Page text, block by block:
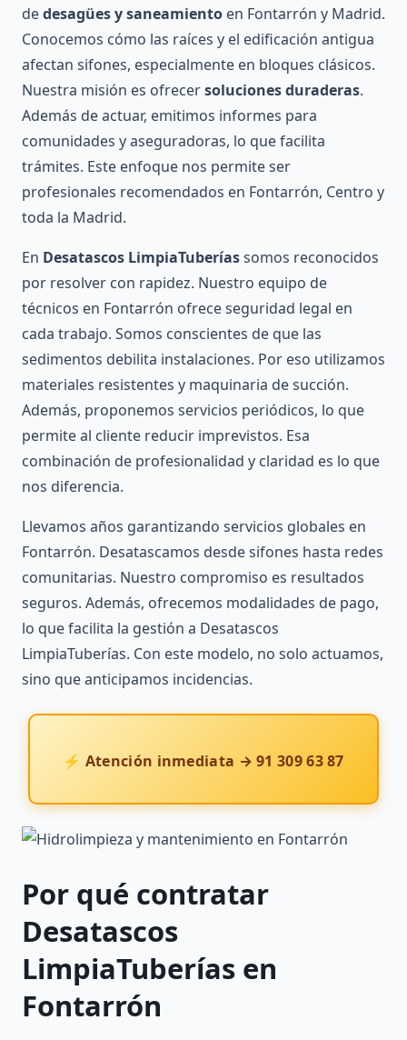
dedesagües y saneamiento en Fontarrón y Madrid.
Conocemos cómo las raíces y el edificación antigua
afectan sifones, especialmente en bloques clásicos.
Nuestra misión es ofrecersoluciones duraderas.
Además de actuar, emitimos informes para
comunidades y aseguradoras, lo que facilita
trámites. Este enfoque nos permite ser
profesionales recomendados en Fontarrón, Centro y
toda la Madrid.
En Desatascos LimpiaTuberíassomos reconocidos
por resolver con rapidez. Nuestro equipo de
técnicos en Fontarrón ofrece seguridad legal en
cada trabajo. Somos conscientes de que las
sedimentos debilita instalaciones. Por eso utilizamos
materiales resistentes y maquinaria de succión.
Además, proponemos servicios periódicos, lo que
permite al cliente reducir imprevistos. Esa
combinación de profesionalidad y claridad es lo que
nos diferencia.
Llevamos años garantizando servicios globales en
Fontarrón. Desatascamos desde sifones hasta redes
comunitarias. Nuestro compromiso es resultados
seguros. Además, ofrecemos modalidades de pago,
lo que facilita la gestión a Desatascos
LimpiaTuberías. Con este modelo, no solo actuamos,
sino que anticipamos incidencias.
⚡ Atención inmediata → 91 309 63 87
Por qué contratar
Desatascos
LimpiaTuberías en
Fontarrón